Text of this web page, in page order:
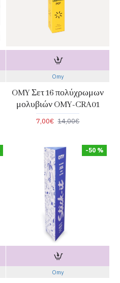
Omy
OMY Σετ 16 πολύχρωμων
μολυβιών OMY-CRA01
7,00€ 14,00€
-50 %
Omy